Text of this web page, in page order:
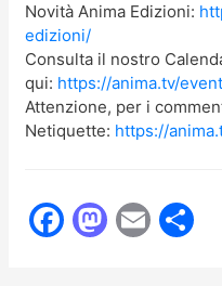
Novità Anima Edizioni:
edizioni/
Consulta il nostro
qui: https://anima.tv/
Attenzione, per i
Netiquette: https://
F
M E